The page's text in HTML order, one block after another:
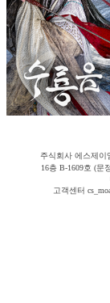
주식회사 에스제이
16층 B-1609호 (문
고객센터